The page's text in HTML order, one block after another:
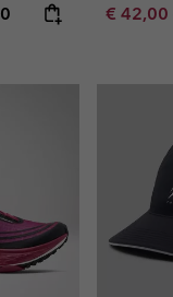
price: € 42,00